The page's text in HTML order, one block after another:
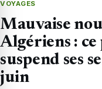
VOYAGES
Mauvaise
Algériens : ce
suspend ses
juin